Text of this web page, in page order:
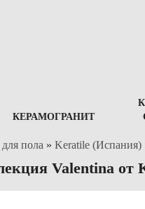
КЕРАМОГРАНИТ
пола » Keratile (Испания)
Valentina от